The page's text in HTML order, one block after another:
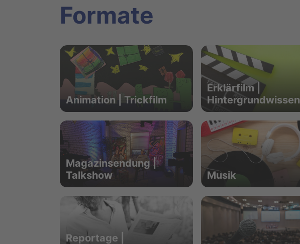
Formate
Animation | Trickfilm
Erklärfilm |
Hintergrundwissen
Magazinsendung |
Talkshow
Musik
Reportage |